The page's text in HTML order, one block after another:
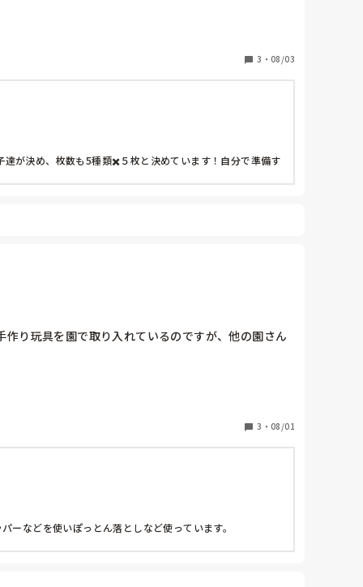
3 ・ 08/03
が決め、枚数も5種類✖️５枚と決めています！自分で準備す
り玩具を園で取り入れているのですが、他の園さん
3 ・ 08/01
などを使いぽっとん落としなど使っています。